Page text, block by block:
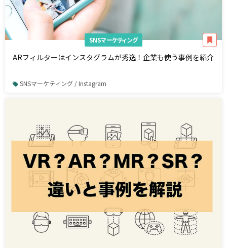
SNSマーケティング
ARフィルターはインスタグラムが秀逸！企業も使う事例を紹介
SNSマーケティング / Instagram